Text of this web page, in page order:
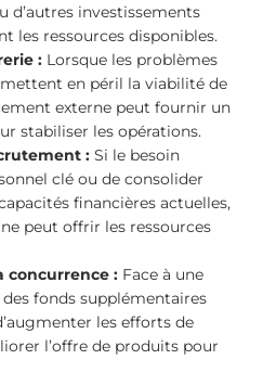
d’autres investissements
les ressources disponibles.
: Lorsque les problèmes
en péril la viabilité de
externe peut fournir un
stabiliser les opérations.
: Si le besoin
clé ou de consolider
financières actuelles,
peut offrir les ressources
concurrence : Face à une
fonds supplémentaires
les efforts de
l’offre de produits pour